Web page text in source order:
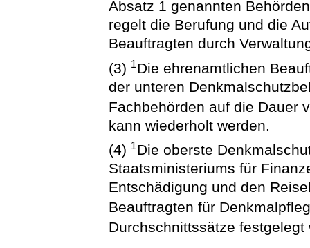
Absatz 1 genannten
regelt die Berufung und die
Beauftragten durch
(3) 1Die ehrenamtlichen
der unteren
Fachbehörden auf die Dauer
kann wiederholt werden.
(4) 1Die oberste
Staatsministeriums für
Entschädigung und den
Beauftragten für
Durchschnittssätze festgelegt